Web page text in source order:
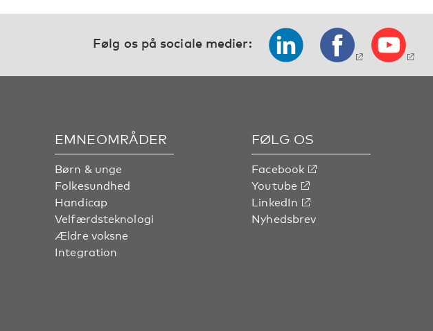
Følg os på sociale medier:
EMNEOMRÅDER
Børn & unge
Folkesundhed
Handicap
Velfærdsteknologi
Ældre voksne
Integration
FØLG OS
Facebook
Youtube
LinkedIn
Nyhedsbrev